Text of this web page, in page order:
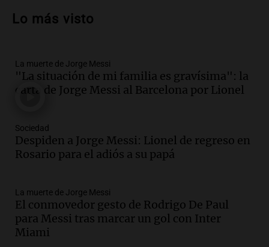
vehículos desde un puente
Audio.Tragedia en Mendoza: un muerto
y cinco heridos tras caer dos autos desde
un puente
Audio.Messi llegará esta noche a
Rosario para acompañar a su familia
Episodios
Audio.Ley de Propiedad Privada: el revés
en el Congreso expuso una debilidad
comunicacional del Gobierno
Lo más visto
La muerte de Jorge Messi
"La situación de mi familia es gravísima": la
carta de Jorge Messi al Barcelona por Lionel
Sociedad
Despiden a Jorge Messi: Lionel de regreso en
Rosario para el adiós a su papá
La muerte de Jorge Messi
El conmovedor gesto de Rodrigo De Paul
para Messi tras marcar un gol con Inter
Miami